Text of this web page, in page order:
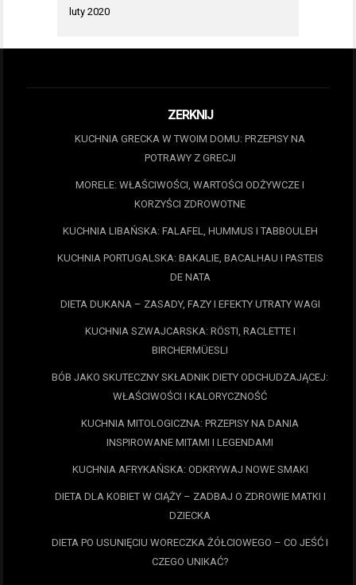
luty 2020
ZERKNIJ
KUCHNIA GRECKA W TWOIM DOMU: PRZEPISY NA
POTRAWY Z GRECJI
MORELE: WŁAŚCIWOŚCI, WARTOŚCI ODŻYWCZE I
KORZYŚCI ZDROWOTNE
KUCHNIA LIBAŃSKA: FALAFEL, HUMMUS I TABBOULEH
KUCHNIA PORTUGALSKA: BAKALIE, BACALHAU I PASTEIS
DE NATA
DIETA DUKANA – ZASADY, FAZY I EFEKTY UTRATY WAGI
KUCHNIA SZWAJCARSKA: RÖSTI, RACLETTE I
BIRCHERMÜESLI
BÓB JAKO SKUTECZNY SKŁADNIK DIETY ODCHUDZAJĄCEJ:
WŁAŚCIWOŚCI I KALORYCZNOŚĆ
KUCHNIA MITOLOGICZNA: PRZEPISY NA DANIA
INSPIROWANE MITAMI I LEGENDAMI
KUCHNIA AFRYKAŃSKA: ODKRYWAJ NOWE SMAKI
DIETA DLA KOBIET W CIĄŻY – ZADBAJ O ZDROWIE MATKI I
DZIECKA
DIETA PO USUNIĘCIU WORECZKA ŻÓŁCIOWEGO – CO JEŚĆ I
CZEGO UNIKAĆ?